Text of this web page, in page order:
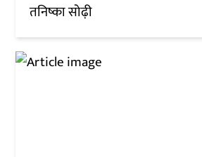
तनिष्का सोढ़ी